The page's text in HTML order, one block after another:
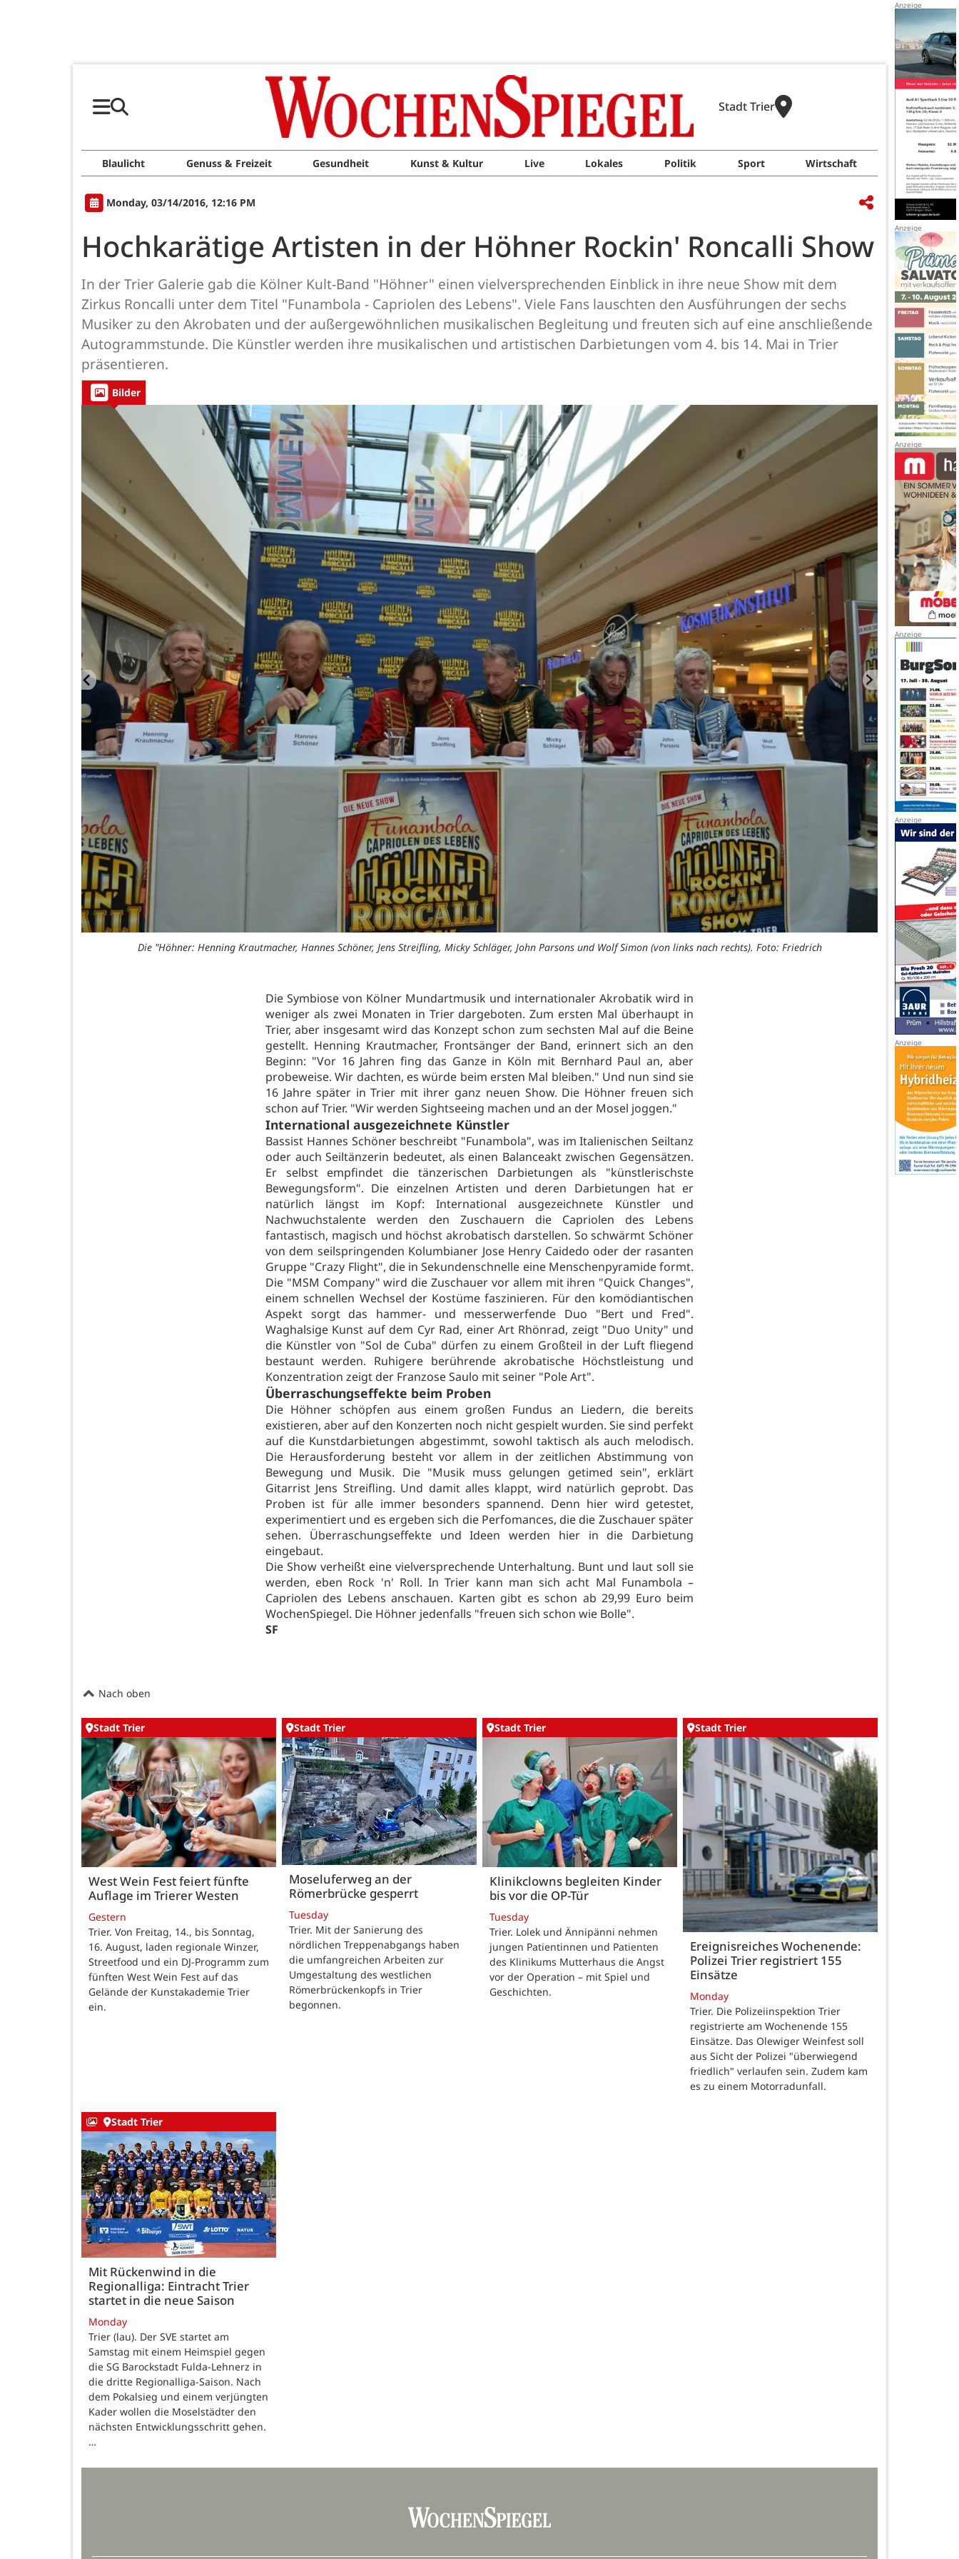
Stadt Trier
Blaulicht Genuss & Freizeit Gesundheit Kunst & Kultur Live Lokales Politik Sport Wirtschaft
Monday, 03/14/2016, 12:16 PM
Hochkarätige Artisten in der Höhner Rockin' Roncalli Show
In der Trier Galerie gab die Kölner Kult-Band "Höhner" einen vielversprechenden Einblick in ihre neue Show mit dem
Zirkus Roncalli unter dem Titel "Funambola - Capriolen des Lebens". Viele Fans lauschten den Ausführungen der sechs
Musiker zu den Akrobaten und der außergewöhnlichen musikalischen Begleitung und freuten sich auf eine anschließende
Autogrammstunde. Die Künstler werden ihre musikalischen und artistischen Darbietungen vom 4. bis 14. Mai in Trier
präsentieren.
Bilder
Die "Höhner: Henning Krautmacher, Hannes Schöner, Jens Streifling, Micky Schläger, John Parsons und Wolf Simon (von links nach rechts). Foto: Friedrich
Die Symbiose von Kölner Mundartmusik und internationaler Akrobatik wird in
weniger als zwei Monaten in Trier dargeboten. Zum ersten Mal überhaupt in
Trier, aber insgesamt wird das Konzept schon zum sechsten Mal auf die Beine
gestellt. Henning Krautmacher, Frontsänger der Band, erinnert sich an den
Beginn: "Vor 16 Jahren fing das Ganze in Köln mit Bernhard Paul an, aber
probeweise. Wir dachten, es würde beim ersten Mal bleiben." Und nun sind sie
16 Jahre später in Trier mit ihrer ganz neuen Show. Die Höhner freuen sich
schon auf Trier. "Wir werden Sightseeing machen und an der Mosel joggen."
International ausgezeichnete Künstler
Bassist Hannes Schöner beschreibt "Funambola", was im Italienischen Seiltanz
oder auch Seiltänzerin bedeutet, als einen Balanceakt zwischen Gegensätzen.
Er selbst empfindet die tänzerischen Darbietungen als "künstlerischste
Bewegungsform". Die einzelnen Artisten und deren Darbietungen hat er
natürlich längst im Kopf: International ausgezeichnete Künstler und
Nachwuchstalente werden den Zuschauern die Capriolen des Lebens
fantastisch, magisch und höchst akrobatisch darstellen. So schwärmt Schöner
von dem seilspringenden Kolumbianer Jose Henry Caidedo oder der rasanten
Gruppe "Crazy Flight", die in Sekundenschnelle eine Menschenpyramide formt.
Die "MSM Company" wird die Zuschauer vor allem mit ihren "Quick Changes",
einem schnellen Wechsel der Kostüme faszinieren. Für den komödiantischen
Aspekt sorgt das hammer- und messerwerfende Duo "Bert und Fred".
Waghalsige Kunst auf dem Cyr Rad, einer Art Rhönrad, zeigt "Duo Unity" und
die Künstler von "Sol de Cuba" dürfen zu einem Großteil in der Luft fliegend
bestaunt werden. Ruhigere berührende akrobatische Höchstleistung und
Konzentration zeigt der Franzose Saulo mit seiner "Pole Art".
Überraschungseffekte beim Proben
Die Höhner schöpfen aus einem großen Fundus an Liedern, die bereits
existieren, aber auf den Konzerten noch nicht gespielt wurden. Sie sind perfekt
auf die Kunstdarbietungen abgestimmt, sowohl taktisch als auch melodisch.
Die Herausforderung besteht vor allem in der zeitlichen Abstimmung von
Bewegung und Musik. Die "Musik muss gelungen getimed sein", erklärt
Gitarrist Jens Streifling. Und damit alles klappt, wird natürlich geprobt. Das
Proben ist für alle immer besonders spannend. Denn hier wird getestet,
experimentiert und es ergeben sich die Perfomances, die die Zuschauer später
sehen. Überraschungseffekte und Ideen werden hier in die Darbietung
eingebaut.
Die Show verheißt eine vielversprechende Unterhaltung. Bunt und laut soll sie
werden, eben Rock 'n' Roll. In Trier kann man sich acht Mal Funambola –
Capriolen des Lebens anschauen. Karten gibt es schon ab 29,99 Euro beim
WochenSpiegel. Die Höhner jedenfalls "freuen sich schon wie Bolle".
SF
Nach oben
Stadt Trier
West Wein Fest feiert fünfte
Auflage im Trierer Westen
Gestern
Trier. Von Freitag, 14., bis Sonntag,
16. August, laden regionale Winzer,
Streetfood und ein DJ-Programm zum
fünften West Wein Fest auf das
Gelände der Kunstakademie Trier
ein.
Stadt Trier
Moseluferweg an der
Römerbrücke gesperrt
Tuesday
Trier. Mit der Sanierung des
nördlichen Treppenabgangs haben
die umfangreichen Arbeiten zur
Umgestaltung des westlichen
Römerbrückenkopfs in Trier
begonnen.
Stadt Trier
Klinikclowns begleiten Kinder
bis vor die OP-Tür
Tuesday
Trier. Lolek und Ännipänni nehmen
jungen Patientinnen und Patienten
des Klinikums Mutterhaus die Angst
vor der Operation – mit Spiel und
Geschichten.
Stadt Trier
Ereignisreiches Wochenende:
Polizei Trier registriert 155
Einsätze
Monday
Trier. Die Polizeiinspektion Trier
registrierte am Wochenende 155
Einsätze. Das Olewiger Weinfest soll
aus Sicht der Polizei "überwiegend
friedlich" verlaufen sein. Zudem kam
es zu einem Motorradunfall.
Stadt Trier
Mit Rückenwind in die
Regionalliga: Eintracht Trier
startet in die neue Saison
Monday
Trier (lau). Der SVE startet am
Samstag mit einem Heimspiel gegen
die SG Barockstadt Fulda-Lehnerz in
die dritte Regionalliga-Saison. Nach
dem Pokalsieg und einem verjüngten
Kader wollen die Moselstädter den
nächsten Entwicklungsschritt gehen.
…